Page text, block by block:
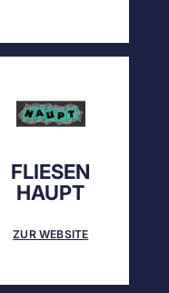
FLIESEN
HAUPT
ZUR WEBSITE